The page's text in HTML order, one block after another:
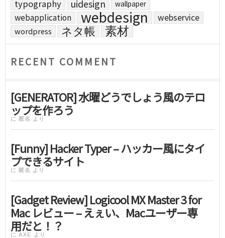
typography uidesign wallpaper
webapplication webdesign webservice
wordpress ネタ帳 素材
RECENT COMMENT
[GENERATOR] 水曜どうでしょう風のテロ
ップを作ろう
に 匿名 より
[Funny] Hacker Typer – ハッカー風にタイ
プできるサイト
に 匿名 より
[Gadget Review] Logicool MX Master 3 for
Mac レビュー – えぇい、Macユーザー専
用だと！？
に AXE より